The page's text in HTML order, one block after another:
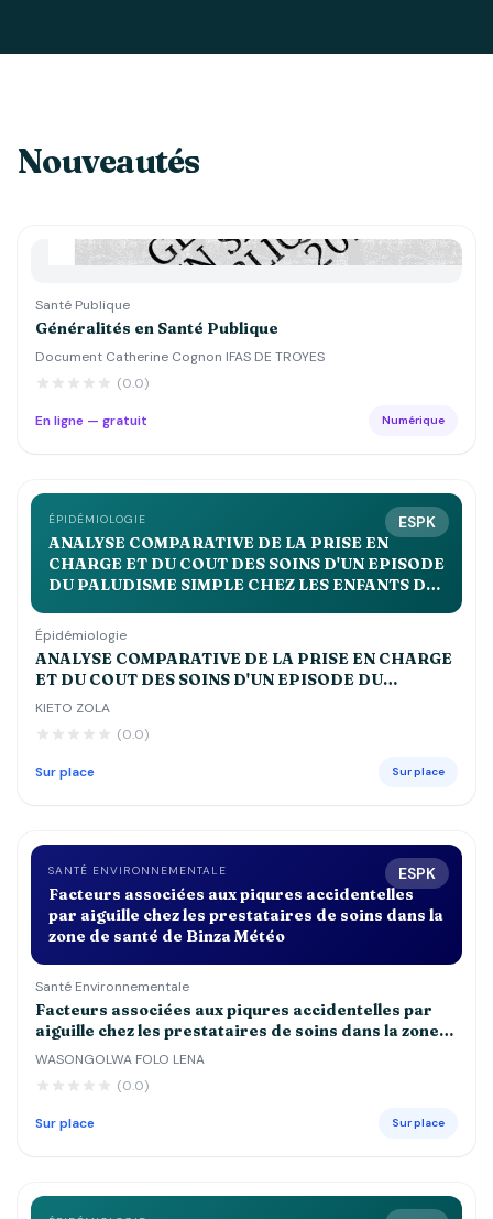
Nouveautés
Santé Publique
Généralités en Santé Publique
Document Catherine Cognon IFAS DE TROYES
(0.0)
En ligne — gratuit Numérique
ESPK
ÉPIDÉMIOLOGIE
ANALYSE COMPARATIVE DE LA PRISE EN
CHARGE ET DU COUT DES SOINS D'UN EPISODE
DU PALUDISME SIMPLE CHEZ LES ENFANTS DE
st JOSEPH, ESENGO ET DEBORAH
Épidémiologie
ANALYSE COMPARATIVE DE LA PRISE EN CHARGE
ET DU COUT DES SOINS D'UN EPISODE DU
PALUDISME SIMPLE CHEZ LES ENFANTS DE MOINS
JOSEPH, ESENGO ET DEBORAH
KIETO ZOLA
(0.0)
Sur place Sur place
ESPK
SANTÉ ENVIRONNEMENTALE
Facteurs associées aux piqures accidentelles
par aiguille chez les prestataires de soins dans la
zone de santé de Binza Météo
Santé Environnementale
Facteurs associées aux piqures accidentelles par
aiguille chez les prestataires de soins dans la zone
de santé de Binza Météo
WASONGOLWA FOLO LENA
(0.0)
Sur place Sur place